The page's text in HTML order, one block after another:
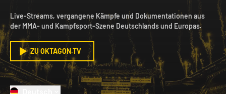
Live-Streams, vergangene Kämpfe und Dokumentationen aus
der MMA- und Kampfsport-Szene Deutschlands und Europas.
ZU OKTAGON.TV